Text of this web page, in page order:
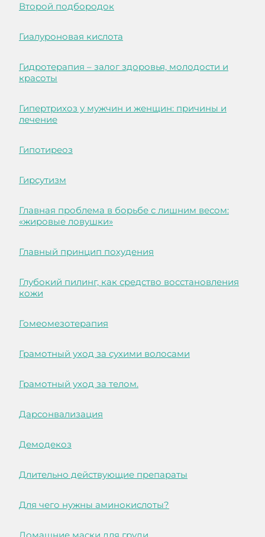
Второй подбородок
Гиалуроновая кислота
Гидротерапия – залог здоровья, молодости и
красоты
Гипертрихоз у мужчин и женщин: причины и
лечение
Гипотиреоз
Гирсутизм
Главная проблема в борьбе с лишним весом:
«жировые ловушки»
Главный принцип похудения
Глубокий пилинг, как средство восстановления
кожи
Гомеомезотерапия
Грамотный уход за сухими волосами
Грамотный уход за телом.
Дарсонвализация
Демодекоз
Длительно действующие препараты
Для чего нужны аминокислоты?